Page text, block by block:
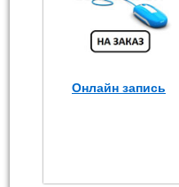
Онлайн запись